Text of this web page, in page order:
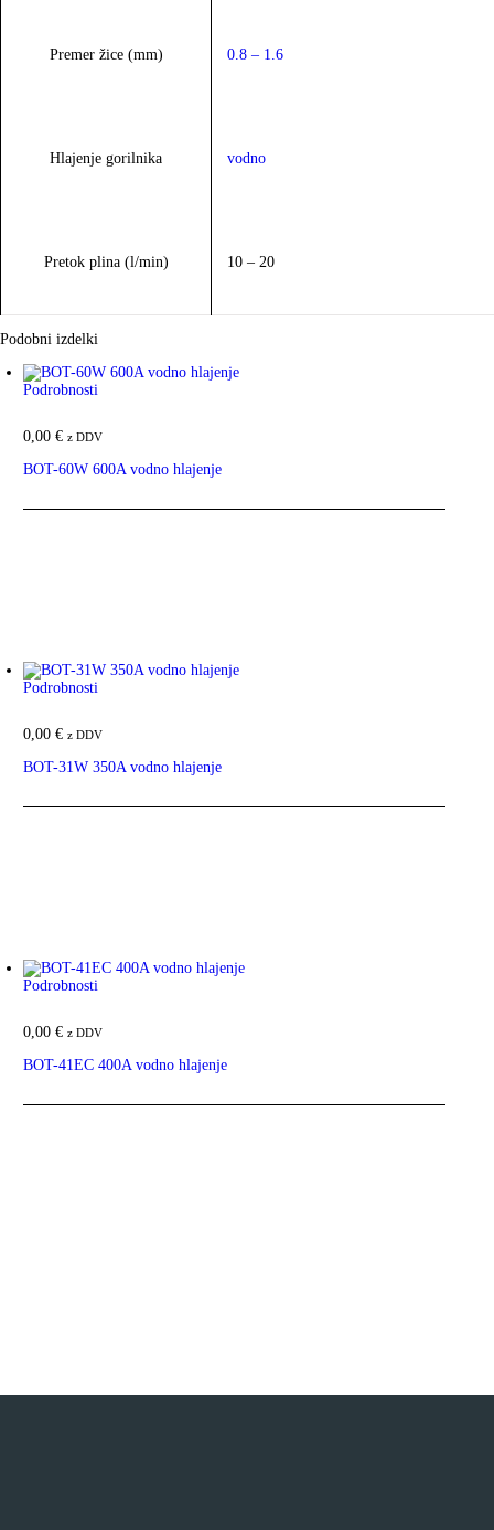
Premer žice (mm) 0.8 – 1.6
Hlajenje gorilnika vodno
Pretok plina (l/min) 10 – 20
Podobni izdelki
Podrobnosti
0,00 € z DDV
BOT-60W 600A vodno hlajenje
Podrobnosti
0,00 € z DDV
BOT-31W 350A vodno hlajenje
Podrobnosti
0,00 € z DDV
BOT-41EC 400A vodno hlajenje